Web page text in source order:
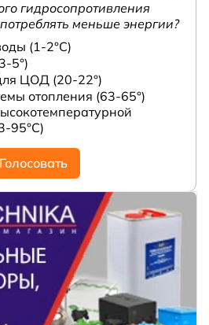
гидросопротивления
меньше энергии?
(1-2°С)
5°)
ЦОД (20-22°)
отопления (63-65°)
95°С)
Голосовать